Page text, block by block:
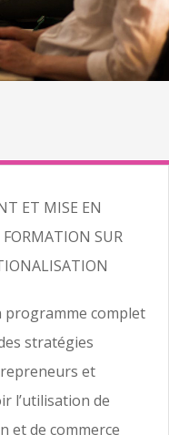
ET MISE EN
SUR
programme complet
stratégies
et
l’utilisation de
et de commerce